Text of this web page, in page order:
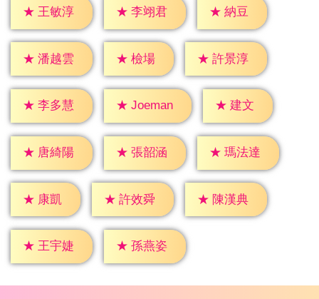
★ 王敏淳 ★ 李翊君 ★ 納豆
★ 潘越雲 ★ 檢場 ★ 許景淳
★ 李多慧 ★ Joeman ★ 建文
★ 唐綺陽 ★ 張韶涵 ★ 瑪法達
★ 康凱 ★ 許效舜 ★ 陳漢典
★ 王宇婕 ★ 孫燕姿